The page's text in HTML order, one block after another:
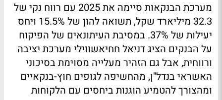
מערכת הבנקאות סיימה את 2025 עם רווח נקי של
32.3 מיליארד שקל, תשואה להון של 15.5% ויחס
יעילות של 37%. במסיבת העיתונאים של הפיקוח
על הבנקים הציג דניאל חחיאשווילי מערכת יציבה
ורווחית, אבל גם הזהיר מעלייה מסוימת בסיכוני
האשראי בנדל"ן, מהחשיפה לגופים חוץ-בנקאיים
ומהצורך להטמיע הוגנות ביחסים עם הלקוחות